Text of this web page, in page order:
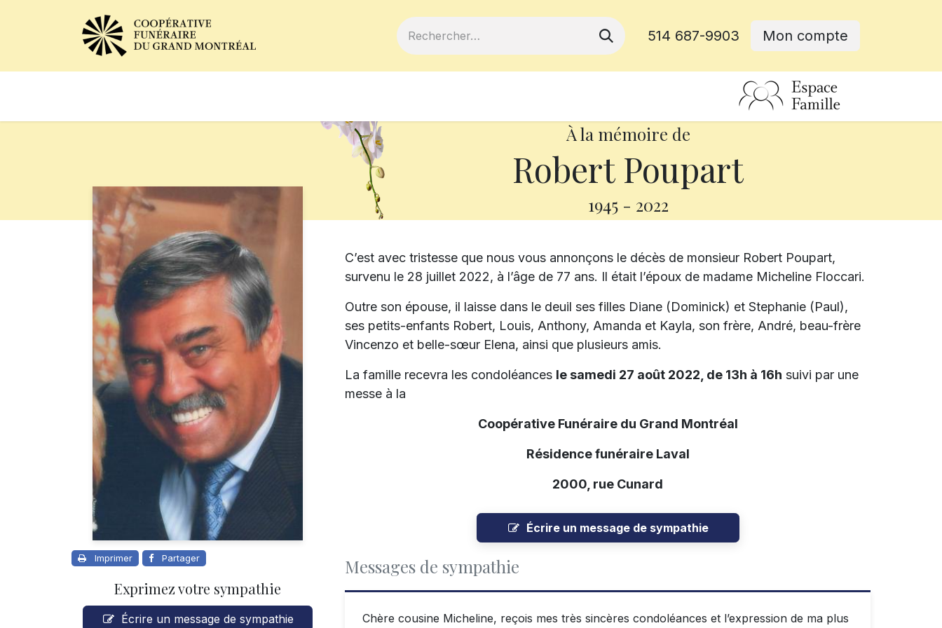
514 687-9903 Mon compte
À la mémoire de
Robert Poupart
1945 - 2022
Imprimer Partager
Exprimez votre sympathie
Écrire un message de sympathie
C’est avec tristesse que nous vous annonçons le décès de monsieur Robert Poupart,
survenu le 28 juillet 2022, à l’âge de 77 ans. Il était l’époux de madame Micheline Floccari.
Outre son épouse, il laisse dans le deuil ses filles Diane (Dominick) et Stephanie (Paul),
ses petits-enfants Robert, Louis, Anthony, Amanda et Kayla, son frère, André, beau-frère
Vincenzo et belle-sœur Elena, ainsi que plusieurs amis.
La famille recevra les condoléances le samedi 27 août 2022, de 13h à 16h suivi par une
messe à la
Coopérative Funéraire du Grand Montréal
Résidence funéraire Laval
2000, rue Cunard
Écrire un message de sympathie
Messages de sympathie
Chère cousine Micheline, reçois mes très sincères condoléances et l’expression de ma plus